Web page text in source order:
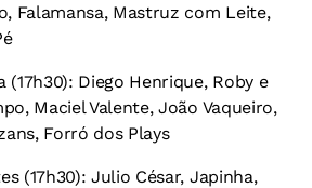
Falamansa, Mastruz com Leite,
(17h30): Diego Henrique, Roby e
Maciel Valente, João Vaqueiro,
Forró dos Plays
(17h30): Julio César, Japinha,